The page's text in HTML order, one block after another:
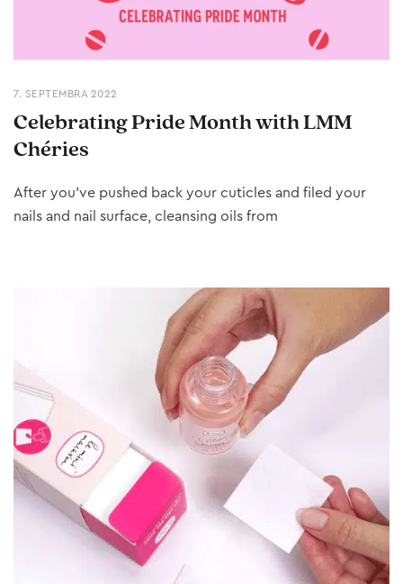
7. SEPTEMBRA 2022
Celebrating Pride Month with LMM
Chéries
After you’ve pushed back your cuticles and filed your
nails and nail surface, cleansing oils from